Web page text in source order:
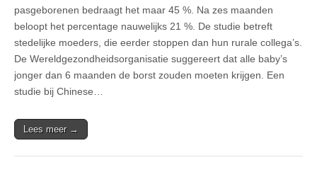
pasgeborenen bedraagt het maar 45 %. Na zes maanden
beloopt het percentage nauwelijks 21 %. De studie betreft
stedelijke moeders, die eerder stoppen dan hun rurale collega’s.
De Wereldgezondheidsorganisatie suggereert dat alle baby’s
jonger dan 6 maanden de borst zouden moeten krijgen. Een
studie bij Chinese…
Lees meer →